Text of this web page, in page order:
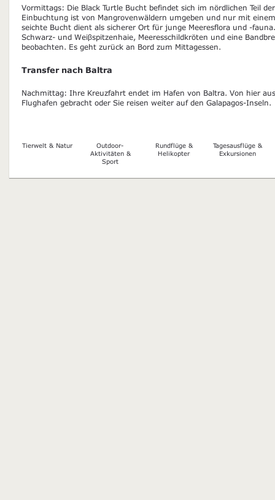
Vormittags: Die Black Turtle Bucht befindet sich im nördlichen Teil
Einbuchtung ist von Mangrovenwäldern umgeben und nur mit
seichte Bucht dient als sicherer Ort für junge Meeresflora und -
Schwarz- und Weiβspitzenhaie, Meeresschildkröten und eine
beobachten. Es geht zurück an Bord zum Mittagessen.
Transfer nach Baltra
Nachmittag: Ihre Kreuzfahrt endet im Hafen von Baltra. Von hier
Flughafen gebracht oder Sie reisen weiter auf den Galapagos-Inseln.
Tierwelt & Natur
Outdoor-
Aktivitäten &
Sport
Rundflüge &
Helikopter
Tagesausflüge &
Exkursionen